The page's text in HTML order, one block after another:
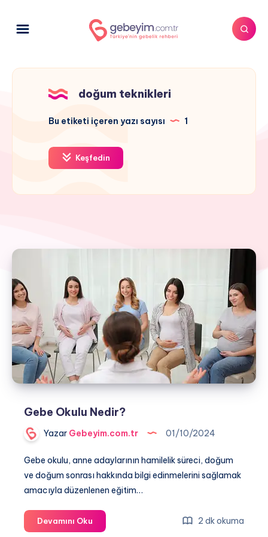
doğum teknikleri
Bu etiketi içeren yazı sayısı 1
Keşfedin
Gebe Okulu Nedir?
Yazar Gebeyim.com.tr 01/10/2024
Gebe okulu, anne adaylarının hamilelik süreci, doğum
ve doğum sonrası hakkında bilgi edinmelerini sağlamak
amacıyla düzenlenen eğitim…
Devamını Oku
Okulu
2 dk okuma